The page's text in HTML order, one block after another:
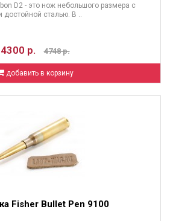
D2 - это нож небольшого размера с
сталью. В ..
4300 р. 4748 р.
добавить в корзину
Fisher Bullet Pen 9100